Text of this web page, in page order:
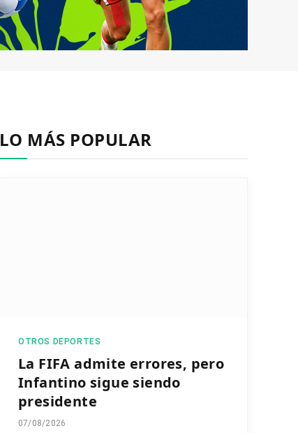
LO MÁS POPULAR
OTROS DEPORTES
La FIFA admite errores, pero
Infantino sigue siendo
presidente
07/08/2026